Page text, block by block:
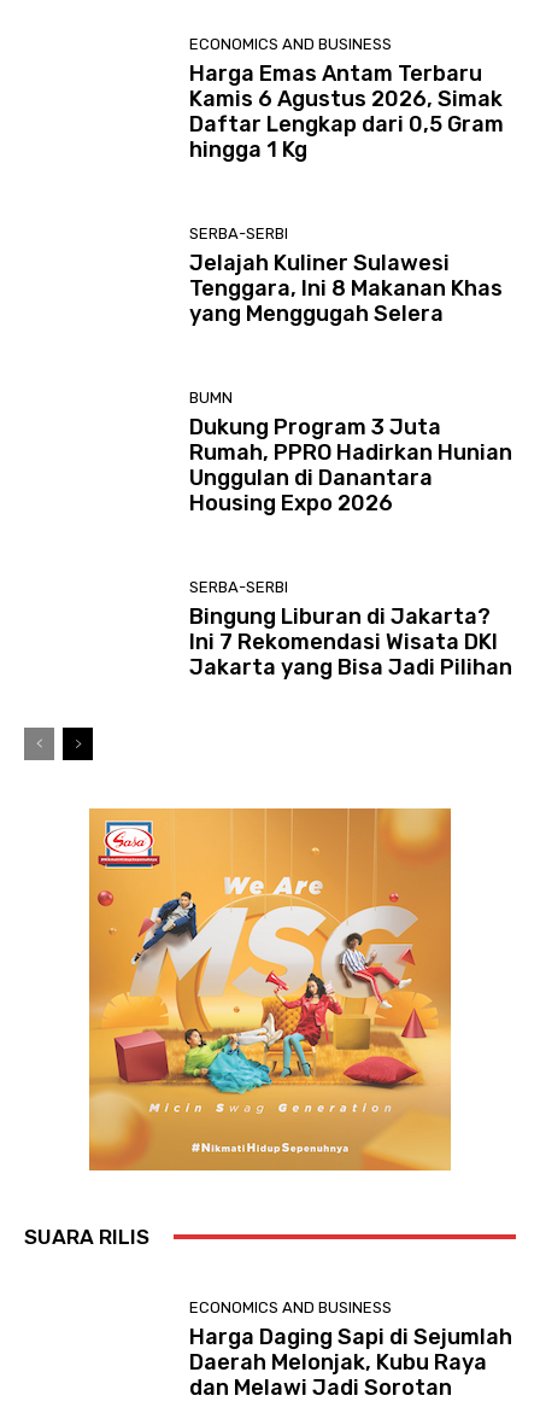
ECONOMICS AND BUSINESS
Harga Emas Antam Terbaru
Kamis 6 Agustus 2026, Simak
Daftar Lengkap dari 0,5 Gram
hingga 1 Kg
SERBA-SERBI
Jelajah Kuliner Sulawesi
Tenggara, Ini 8 Makanan Khas
yang Menggugah Selera
BUMN
Dukung Program 3 Juta
Rumah, PPRO Hadirkan Hunian
Unggulan di Danantara
Housing Expo 2026
SERBA-SERBI
Bingung Liburan di Jakarta?
Ini 7 Rekomendasi Wisata DKI
Jakarta yang Bisa Jadi Pilihan
SUARA RILIS
ECONOMICS AND BUSINESS
Harga Daging Sapi di Sejumlah
Daerah Melonjak, Kubu Raya
dan Melawi Jadi Sorotan